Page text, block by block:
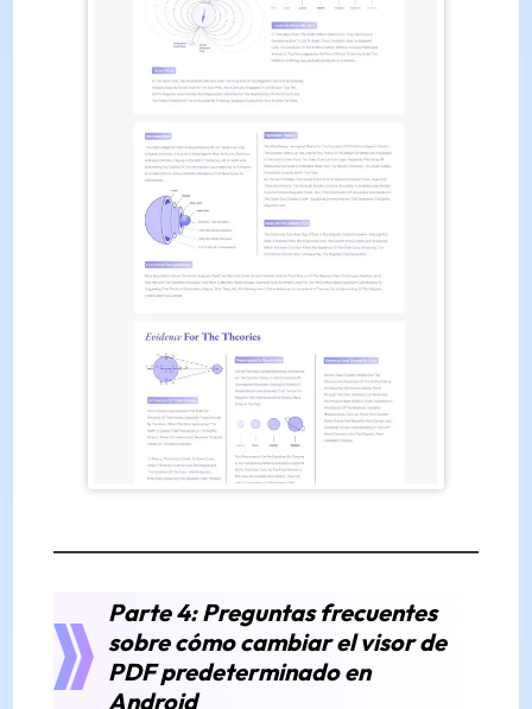
Parte 4: Preguntas frecuentes
sobre cómo cambiar el visor de
PDF predeterminado en
Android